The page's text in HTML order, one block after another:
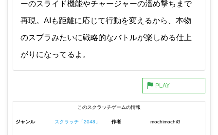
ーのスライド機能やチャージャーの溜め撃ちまで
再現。AIも距離に応じて行動を変えるから、本物
のスプラみたいに戦略的なバトルが楽しめる仕上
がりになってるよ。
このスクラッチゲームの情報
ジャンル スクラッチ「2048」 作者 mochimochiG